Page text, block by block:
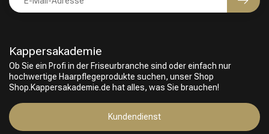
Kappersakademie
Ob Sie ein Profi in der Friseurbranche sind oder einfach nur
hochwertige Haarpflegeprodukte suchen, unser Shop
Shop.Kappersakademie.de hat alles, was Sie brauchen!
Kundendienst